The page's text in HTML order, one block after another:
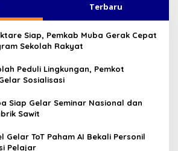
Terbaru
Siap, Pemkab Muba Gerak Cepat
Sekolah Rakyat
Peduli Lingkungan, Pemkot
Sosialisasi
Siap Gelar Seminar Nasional dan
Sawit
Gelar ToT Paham AI Bekali Personil
Pelajar